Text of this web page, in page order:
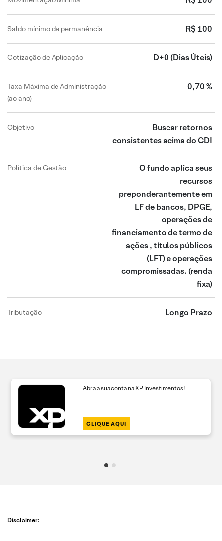
Saldo mínimo de permanência R$ 100
Cotização de Aplicação D+0 (Dias Úteis)
Taxa Máxima de Administração
(ao ano)
0,70 %
Objetivo
Buscar retornos
consistentes acima do CDI
Política de Gestão
O fundo aplica seus
recursos
preponderantemente em
LF de bancos, DPGE,
operações de
financiamento de termo de
ações , títulos públicos
(LFT) e operações
compromissadas. (renda
fixa)
Tributação Longo Prazo
Abra a sua conta na XP Investimentos!
CLIQUE AQUI
Disclaimer: